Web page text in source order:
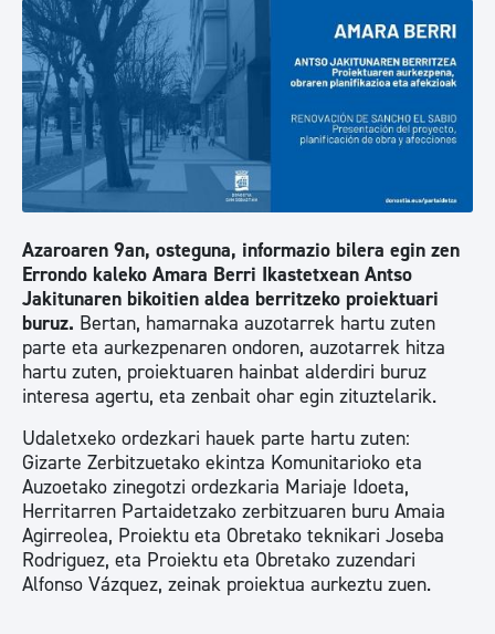
Azaroaren 9an, osteguna, informazio bilera egin zen
Errondo kaleko Amara Berri Ikastetxean Antso
Jakitunaren bikoitien aldea berritzeko proiektuari
buruz. Bertan, hamarnaka auzotarrek hartu zuten
parte eta aurkezpenaren ondoren, auzotarrek hitza
hartu zuten, proiektuaren hainbat alderdiri buruz
interesa agertu, eta zenbait ohar egin zituztelarik.
Udaletxeko ordezkari hauek parte hartu zuten:
Gizarte Zerbitzuetako ekintza Komunitarioko eta
Auzoetako zinegotzi ordezkaria Mariaje Idoeta,
Herritarren Partaidetzako zerbitzuaren buru Amaia
Agirreolea, Proiektu eta Obretako teknikari Joseba
Rodriguez, eta Proiektu eta Obretako zuzendari
Alfonso Vázquez, zeinak proiektua aurkeztu zuen.